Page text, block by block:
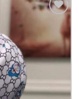
Add to
wishlist